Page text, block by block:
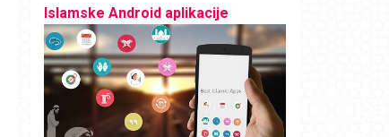
Islamske Android aplikacije